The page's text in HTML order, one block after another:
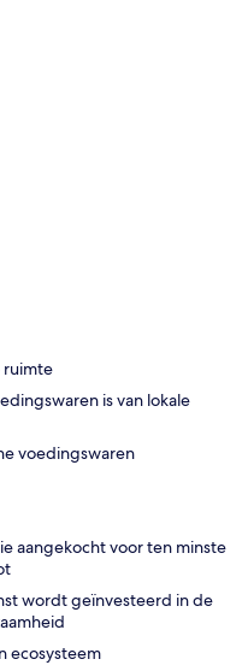
ruimte
is van lokale
voedingswaren
aangekocht voor ten minste
wordt geïnvesteerd in de
ecosysteem